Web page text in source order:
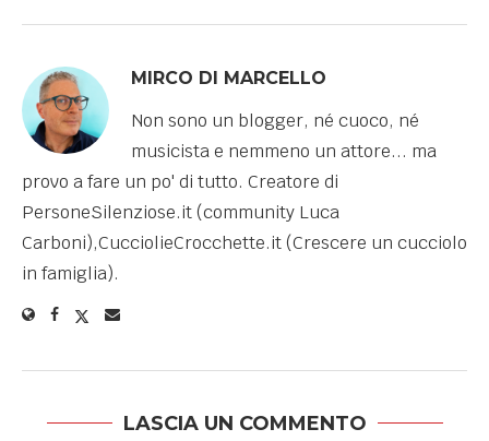
MIRCO DI MARCELLO
Non sono un blogger, né cuoco, né
musicista e nemmeno un attore... ma
provo a fare un po' di tutto. Creatore di
PersoneSilenziose.it (community Luca
Carboni),CucciolieCrocchette.it (Crescere un cucciolo
in famiglia).
LASCIA UN COMMENTO